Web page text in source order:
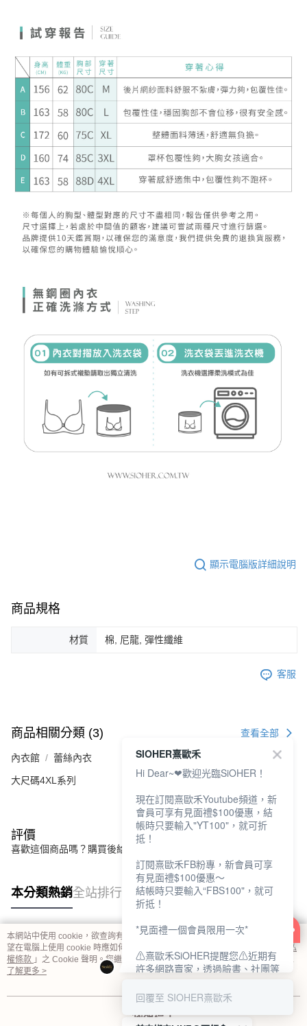
顯示電腦版詳細說明
商品規格
材質 棉, 尼龍, 彈性纖維
客服
商品相關分類 (3) 查看全部
內衣館 蕾絲內衣
大尺碼4XL系列
評價
喜歡這個商品嗎？購買後給他一個好評吧
本分類熱銷全站排行
熱門標籤
本網站中使用 cookie，欲查詢有關本網站使用 cookie 方式之詳情，及若您不希
望在電腦上使用 cookie 時應如何變更電腦的 cookie 設定，請參閱本網站「
隱私
權條款 」之 Cookie 聲明。您繼續使用本網站即表示您同意本公司得按本網站使
用條款之 Cookie 聲明使用 cookie。
了解更多 >
我知道了
SIOHER熹歐禾
Hi Dear~❤歡迎光臨SiOHER！
現在訂閱熹歐禾Youtube頻道，新
會員可享有見面禮$100優惠，結
帳時只要輸入"YT100"，就可折
抵！
訂閱熹歐禾FB粉專，新會員可享
有見面禮$100優惠～
結帳時只要輸入“FBS100"，就可
折抵！
*見面禮一個會員限用一次*
⚠熹歐禾SiOHER提醒您⚠近期有
許多網路賣家，透過臉書、社團等
SiOHER』品牌授權、或有內部管
消費者上當及受害。
回覆至 SIOHER熹歐禾